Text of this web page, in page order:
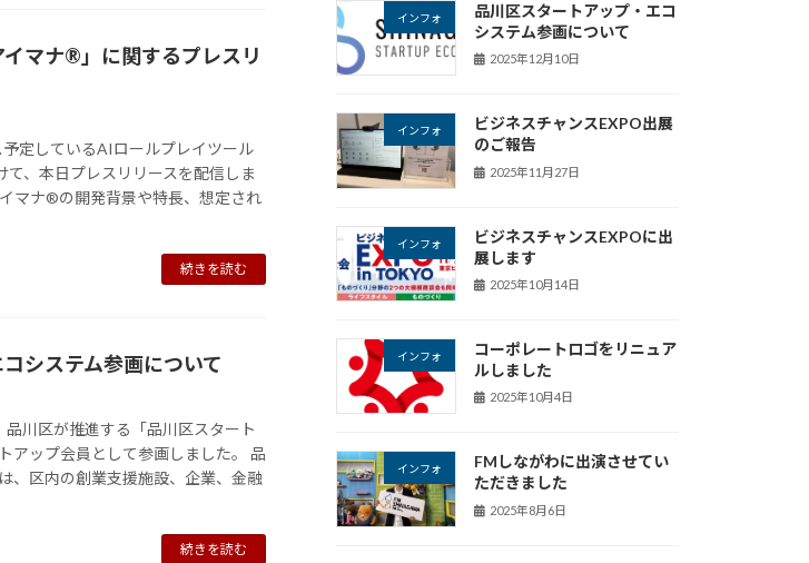
マナ®︎」に関するプレスリ
定しているAIロールプレイツール
て、本日プレスリリースを配信しま
マナ®︎の開発背景や特長、想定され
続きを読む
システム参画について
川区が推進する「品川区スタート
アップ会員として参画しました。 品
、区内の創業支援施設、企業、金融
続きを読む
インフォ
品川区スタートアップ・エコ
システム参画について
2025年12月10日
インフォ
ビジネスチャンスEXPO出展
のご報告
2025年11月27日
インフォ
ビジネスチャンスEXPOに出
展します
2025年10月14日
インフォ
コーポレートロゴをリニュア
ルしました
2025年10月4日
インフォ
FMしながわに出演させてい
ただきました
2025年8月6日